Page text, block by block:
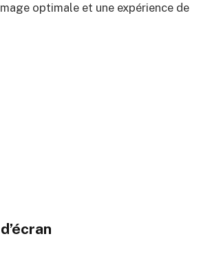
optimale et une expérience de